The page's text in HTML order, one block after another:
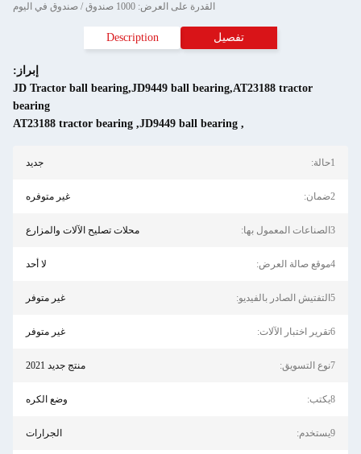
القدرة على العرض: 1000 صندوق / صندوق في اليوم
تفصيل Description
إبراز:
JD Tractor ball bearing,JD9449 ball bearing,AT23188 tractor
bearing
,
JD9449 ball bearing
,
AT23188 tractor bearing
1حالة: جديد
2ضمان: غير متوفره
3الصناعات المعمول بها: محلات تصليح الآلات والمزارع
4موقع صالة العرض: لا أحد
5التفتيش الصادر بالفيديو: غير متوفر
6تقرير اختبار الآلات: غير متوفر
7نوع التسويق: منتج جديد 2021
8يكتب: وضع الكره
9يستخدم: الجرارات